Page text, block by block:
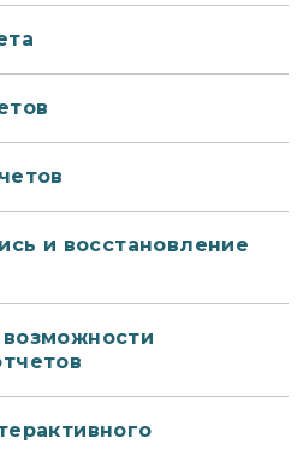
и восстановление